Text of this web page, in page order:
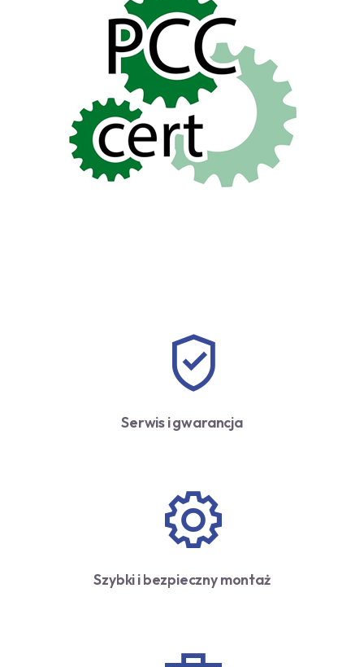
Serwis i gwarancja
Szybki i bezpieczny montaż